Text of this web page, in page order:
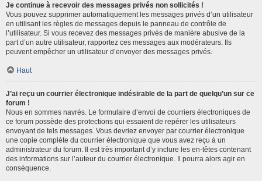
Je continue à recevoir des messages privés non sollicités !
Vous pouvez supprimer automatiquement les messages privés d’un utilisateur
en utilisant les règles de messages depuis le panneau de contrôle de
l’utilisateur. Si vous recevez des messages privés de manière abusive de la
part d’un autre utilisateur, rapportez ces messages aux modérateurs. Ils
peuvent empêcher un utilisateur d’envoyer des messages privés.
Haut
J’ai reçu un courrier électronique indésirable de la part de quelqu’un sur ce
forum !
Nous en sommes navrés. Le formulaire d’envoi de courriers électroniques de
ce forum possède des protections qui essaient de repérer les utilisateurs
envoyant de tels messages. Vous devriez envoyer par courrier électronique
une copie complète du courrier électronique que vous avez reçu à un
administrateur du forum. Il est très important d’y inclure les en-têtes contenant
des informations sur l’auteur du courrier électronique. Il pourra alors agir en
conséquence.